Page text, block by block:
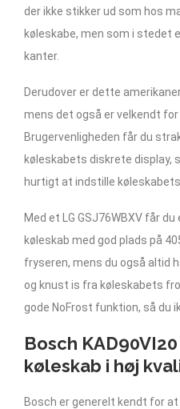
der ikke stikker ud som hos
køleskabe, men som i stedet
kanter.
Derudover er dette
mens det også er velkendt for
Brugervenligheden får du
køleskabets diskrete display,
hurtigt at indstille
Med et LG GSJ76WBXV får
køleskab med god plads på
fryseren, mens du også altid
og knust is fra køleskabets
gode NoFrost funktion, så du
Bosch
køleskab i høj
Bosch er generelt kendt for